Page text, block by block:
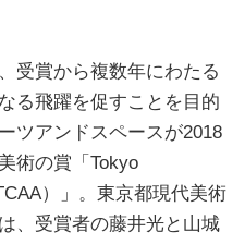
受賞から複数年にわたる
る飛躍を促すことを目的
ツアンドスペースが2018
術の賞「Tokyo
）」。東京都現代美術
、受賞者の藤井光と山城